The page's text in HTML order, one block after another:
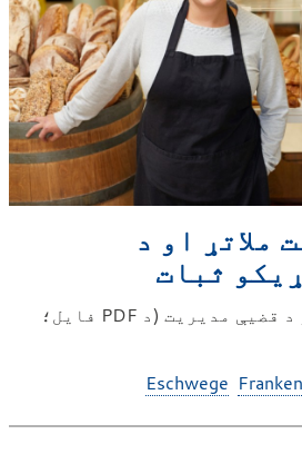
ملاتړ او د
ثبات
د BWNW د الوتونکو د قضیې مدیریت (د PDF فایل؛
Eschwege